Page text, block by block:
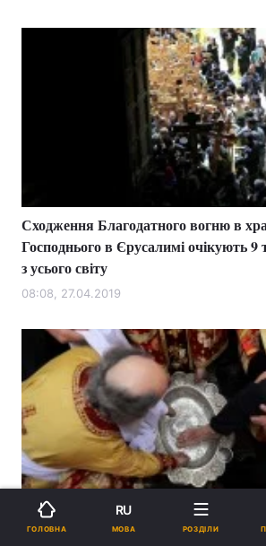
Сходження Благодатного вогню в
Господнього в Єрусалимі очікують 9
з усього світу
08:08, 27.04.2019
У Чистий четвер в Єрусалимі
ГОЛОВНА
RU
МОВА РОЗДІЛИ